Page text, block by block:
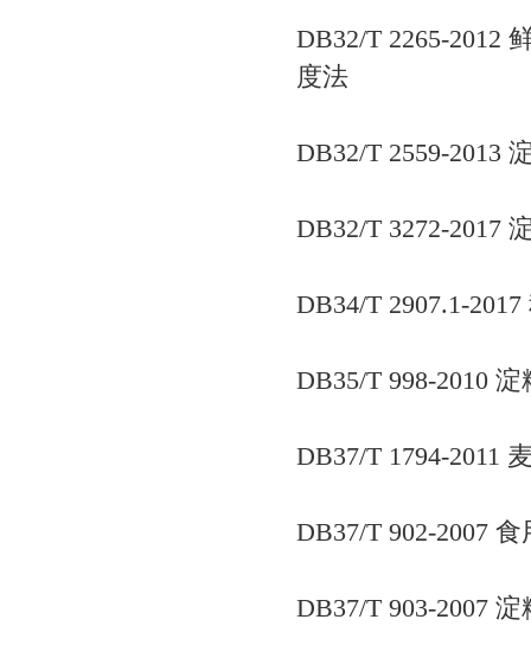
DB32/T 2265-2012
度法
DB32/T 2559-2013
DB32/T 3272-2017
DB34/T 2907.1-
DB35/T 998-2010
DB37/T 1794-2011
DB37/T 902-2007
DB37/T 903-2007